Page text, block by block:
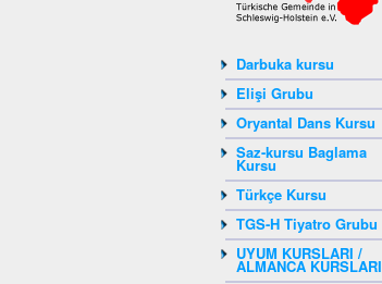
Darbuka kursu
Elişi Grubu
Oryantal Dans Kursu
Saz-kursu Baglama
Kursu
Türkçe Kursu
TGS-H Tiyatro Grubu
UYUM KURSLARI /
ALMANCA KURSLARI